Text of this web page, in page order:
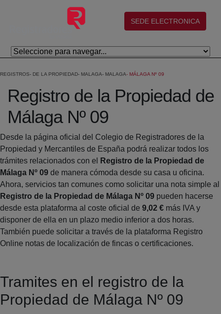
Salta al contingut principal
(abre en nueva ventana)
SEDE ELECTRONICA
REGISTROS DE LA PROPIEDAD MALAGA MALAGA MÁLAGA Nº 09
Registro de la Propiedad de
Málaga Nº 09
Desde la página oficial del Colegio de Registradores de la
Propiedad y Mercantiles de España podrá realizar todos los
trámites relacionados con el
Registro de la Propiedad de
Málaga Nº 09 de manera cómoda desde su casa u oficina.
Ahora, servicios tan comunes como solicitar una nota simple al
Registro de la Propiedad de Málaga Nº 09 pueden hacerse
desde esta plataforma al coste oficial de 9,02 € más IVA y
disponer de ella en un plazo medio inferior a dos horas.
También puede solicitar a través de la plataforma Registro
Online notas de localización de fincas o certificaciones.
Tramites en el registro de la
Propiedad de Málaga Nº 09